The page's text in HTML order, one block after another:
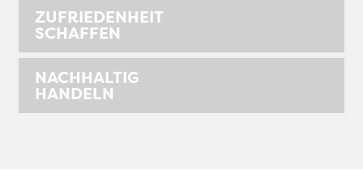
ZUFRIEDENHEIT
SCHAFFEN
NACHHALTIG
HANDELN